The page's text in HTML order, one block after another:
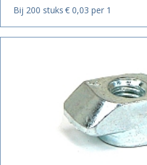
Bij 200 stuks€ 0,03 per 1